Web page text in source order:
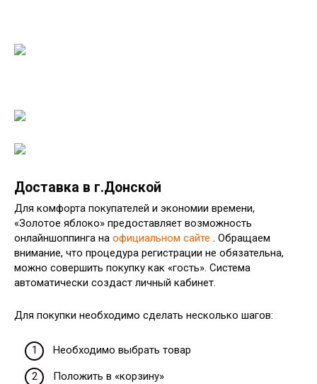
Доставка в г.Донской
Для комфорта покупателей и экономии времени,
«Золотое яблоко» предоставляет возможность
онлайншоппинга на официальном сайте . Обращаем
внимание, что процедура регистрации не обязательна,
можно совершить покупку как «гость». Система
автоматически создаст личный кабинет.
Для покупки необходимо сделать несколько шагов:
Необходимо выбрать товар
Положить в «корзину»